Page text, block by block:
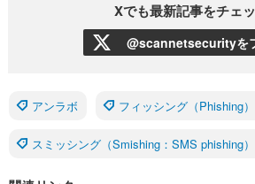
Xでも最新記事をチェ
@scannetsecurityを
アンラボ フィッシング（Phishing）
スミッシング（Smishing：SMS phishing）